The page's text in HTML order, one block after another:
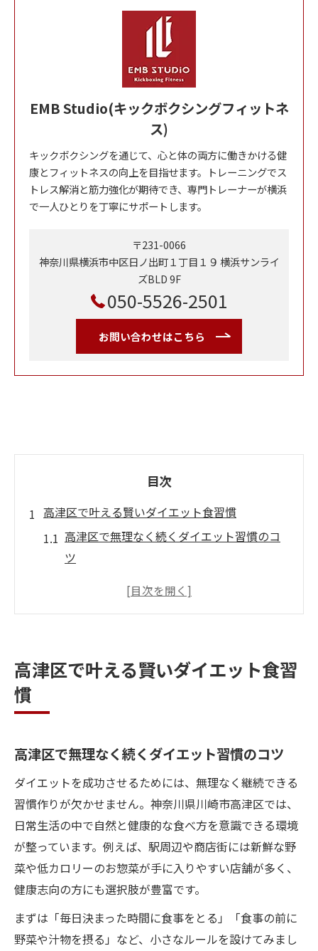
EMB Studio(キックボクシングフィットネ
ス)
キックボクシングを通じて、心と体の両方に働きかける健
康とフィットネスの向上を目指せます。トレーニングでス
トレス解消と筋力強化が期待でき、専門トレーナーが横浜
で一人ひとりを丁寧にサポートします。
〒231-0066
神奈川県横浜市中区日ノ出町１丁目１９ 横浜サンライ
ズBLD 9F
050-5526-2501
お問い合わせはこちら
目次
高津区で叶える賢いダイエット食習慣
高津区で無理なく続くダイエット習慣のコ
ツ
ダイエット成功へ導く食べ方の基本知識
ダイエットに役立つ高津区の食べ方術特集
食事制限せず楽しむ高津区のダイエット術
地元グルメを活用したダイエットの秘訣
ダイエット効率を高める食べ方のテクニッ
ク
食べ方を変えて健康美を目指す高津区のコツ
健康美を叶える高津区のダイエット工夫
食べ方の見直しでダイエット効果を実感
高津区のヘルシー食材活用で美容アップ
ダイエット中の食べ方ポイントを解説
高津区で叶える賢いダイエット食習
慣
高津区で無理なく続くダイエット習慣のコツ
ダイエットを成功させるためには、無理なく継続できる
習慣作りが欠かせません。神奈川県川崎市高津区では、
日常生活の中で自然と健康的な食べ方を意識できる環境
が整っています。例えば、駅周辺や商店街には新鮮な野
菜や低カロリーのお惣菜が手に入りやすい店舗が多く、
健康志向の方にも選択肢が豊富です。
まずは「毎日決まった時間に食事をとる」「食事の前に
野菜や汁物を摂る」など、小さなルールを設けてみまし